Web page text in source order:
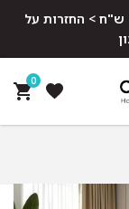
משלוח מהיר חינם לכל הארץ בקנייה מעל 199 ש"ח > החזרות על
0